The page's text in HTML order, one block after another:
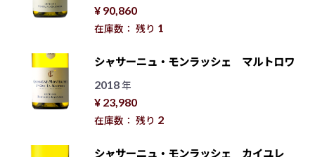
¥ 90,860
在庫数： 残り 1
シャサーニュ・モンラッシェ マルトロワ
2018年
¥ 23,980
在庫数： 残り 2
シャサーニュ・モンラッシェ カイユレ